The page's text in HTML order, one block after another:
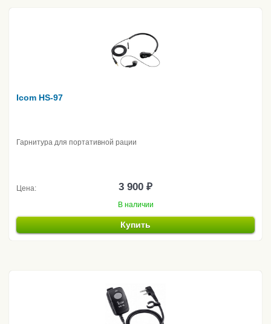
Icom HS-97
Гарнитура для портативной рации
Цена: 3 900 ₽
В наличии
Купить